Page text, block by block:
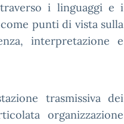
i linguaggi e i
punti di vista sulla
interpretazione e
trasmissiva dei
organizzazione